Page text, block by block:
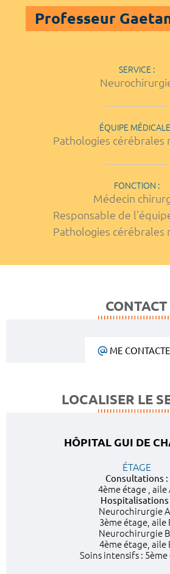
Professeur
SERVICE :
ÉQUIPE
Pathologies cérébrales
FONCTION :
Médecin
Responsable de
Pathologies cérébrales
CONTACT
ME
LOCALISER LE
HÔPITAL GUI DE
ÉTAGE
Consultations :
4ème étage , aile
Hospitalisations
Neurochirurgie
3ème étage, aile
Neurochirurgie
4ème étage, aile
Soins intensifs :